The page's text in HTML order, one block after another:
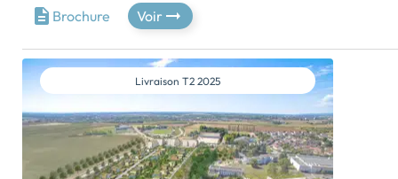
maintenant ! Les terrains sont déjà aménagés et
viabilisés, prêts à construire pour recevoir votre future
maison neuve ! Situé dans le département du Val-
d'Oise en région Ile de France, notre programme ' Le
Clos Saint Rémy ' se situe dans un environnement
calme et chaleureux et urbain, à 1h30* de Paris et à
seulement 15 min* du centre-ville de Cergy. La
commune de Marines s'établie dans un cadre de vie
privilégié où vous disposerez de tous les commerces
Brochure Voir
Livraison T2 2025